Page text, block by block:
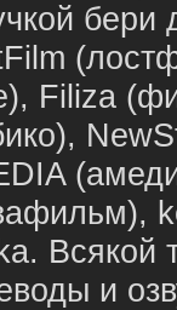
бери
Filiza
Всякой
и